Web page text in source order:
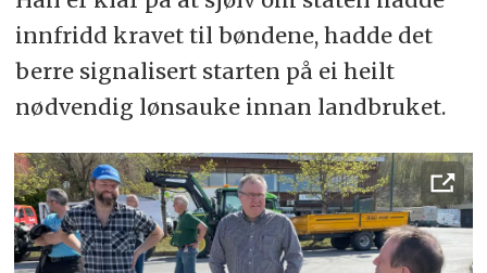
innfridd kravet til bøndene, hadde det
berre signalisert starten på ei heilt
nødvendig lønsauke innan landbruket.